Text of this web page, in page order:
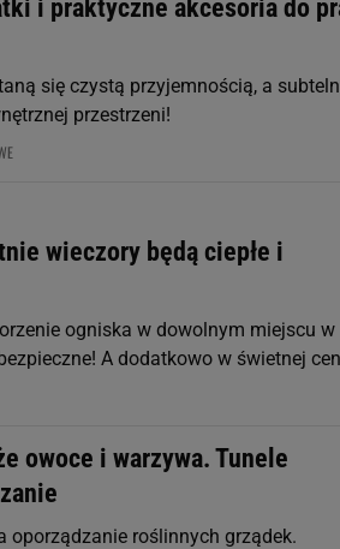
i praktyczne akcesoria do
się czystą przyjemnością, a
przestrzeni!
wieczory będą ciepłe i
ogniska w dowolnym miejscu w
A dodatkowo w świetnej
owoce i warzywa. Tunele
oporządzanie roślinnych grządek.